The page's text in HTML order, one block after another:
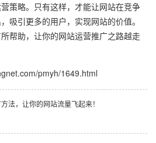
策略。只有这样，才能让网站在竞争
吸引更多的用户，实现网站的价值。
帮助，让你的网站运营推广之路越走
pmyh/1649.html
法，让你的网站流量飞起来！